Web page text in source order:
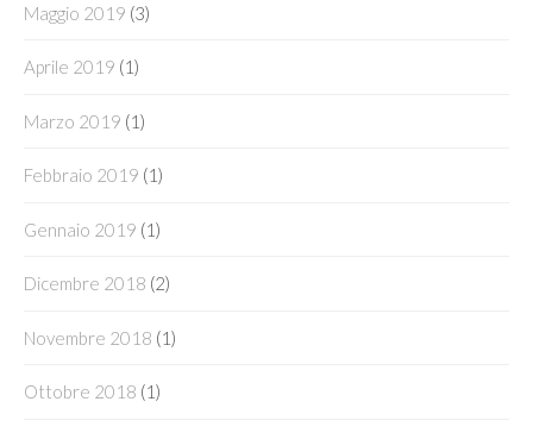
Maggio 2019 (3)
Aprile 2019 (1)
Marzo 2019 (1)
Febbraio 2019 (1)
Gennaio 2019 (1)
Dicembre 2018 (2)
Novembre 2018 (1)
Ottobre 2018 (1)